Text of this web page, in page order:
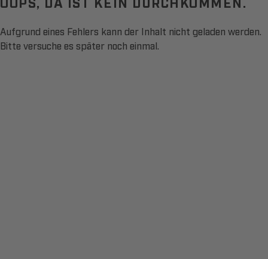
Aufgrund eines Fehlers kann der Inhalt nicht geladen werden.
Bitte versuche es später noch einmal.